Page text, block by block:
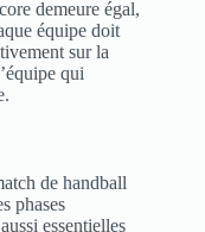
demeure égal,
équipe doit
sur la
qui
de handball
phases
essentielles